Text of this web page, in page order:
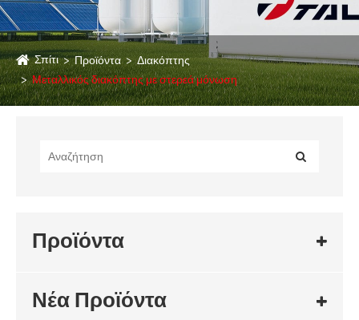
Σπίτι Προϊόντα
Διακόπτης
Μεταλλικός διακόπτης με στερεά μόνωση
Προϊόντα
Νέα Προϊόντα